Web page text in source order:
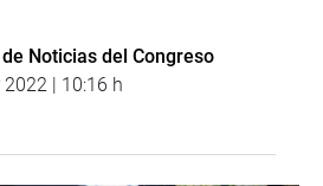
Noticias del Congreso
| 10:16 h